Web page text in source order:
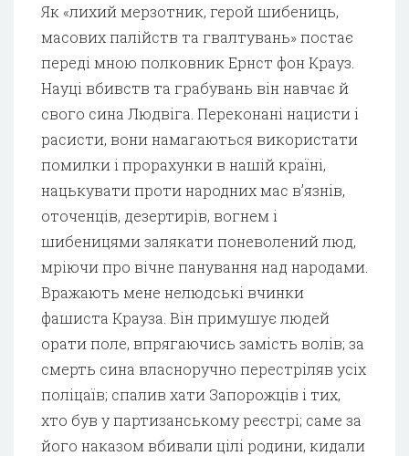
Як «лихий мерзотник, герой шибениць,
масових палійств та гвалтувань» постає
переді мною полковник Ернст фон Крауз.
Науці вбивств та грабувань він навчає й
свого сина Людвіга. Переконані нацисти і
расисти, вони намагаються використати
помилки і прорахунки в нашій країні,
нацькувати проти народних мас в’язнів,
оточенців, дезертирів, вогнем і
шибеницями залякати поневолений люд,
мріючи про вічне панування над народами.
Вражають мене нелюдські вчинки
фашиста Крауза. Він примушує людей
орати поле, впрягаючись замість волів; за
смерть сина власноручно перестріляв усіх
поліцаїв; спалив хати Запорожців і тих,
хто був у партизанському реєстрі; саме за
його наказом вбивали цілі родини, кидали